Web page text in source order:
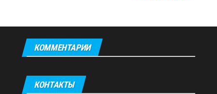
КОММЕНТАРИИ
КОНТАКТЫ